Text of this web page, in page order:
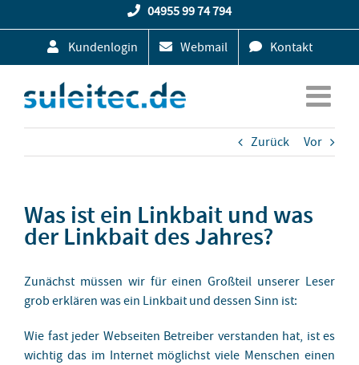
Inhalt
04955 99 74 794
Kundenlogin Webmail Kontakt
Zurück Vor
Was ist ein Linkbait und was
der Linkbait des Jahres?
Zunächst müssen wir für einen Großteil unserer Leser
grob erklären was ein Linkbait und dessen Sinn ist:
Wie fast jeder Webseiten Betreiber verstanden hat, ist es
wichtig das im Internet möglichst viele Menschen einen